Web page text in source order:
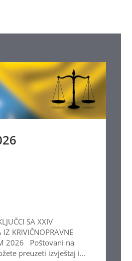
SA XXIV
IZ KRIVIČNOPRAVNE
2026 Poštovani na
preuzeti izvještaj i...